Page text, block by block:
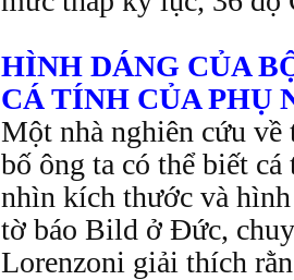
HÌNH DÁNG CỦA
CÁ TÍNH CỦA PHỤ
Một nhà nghiên cứu
bố ông ta có thể biết
nhìn kích thước và
tờ báo Bild ở Đức,
Lorenzoni giải thích